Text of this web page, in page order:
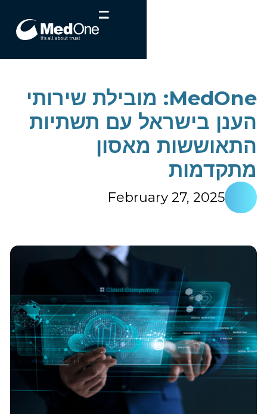
MedOne: מובילת שירותי
הענן בישראל עם תשתיות
התאוששות מאסון
מתקדמות
February 27, 2025